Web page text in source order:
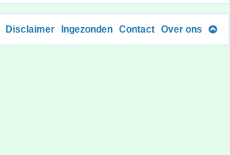
Disclaimer Ingezonden Contact Over ons